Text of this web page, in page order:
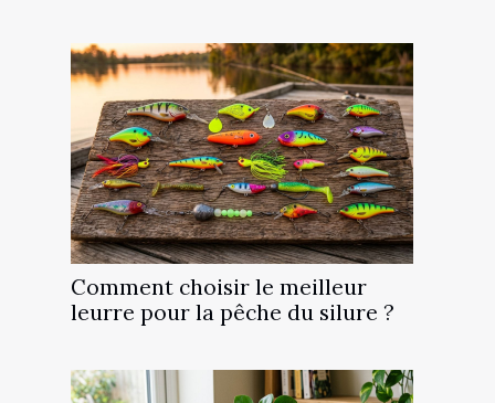
Comment choisir le meilleur
leurre pour la pêche du silure ?